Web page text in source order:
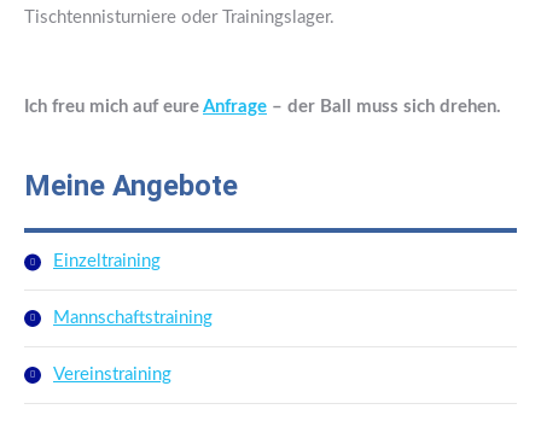
Tischtennisturniere oder Trainingslager.
Ich freu mich auf eure Anfrage – der Ball muss sich drehen.
Meine Angebote
Einzeltraining
Mannschaftstraining
Vereinstraining